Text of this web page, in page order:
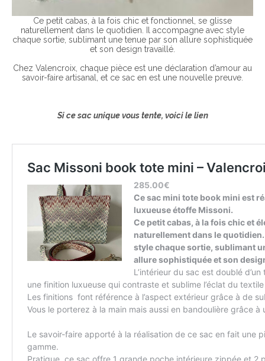
Ce petit cabas, à la fois chic et fonctionnel, se glisse
naturellement dans le quotidien. Il accompagne avec style
chaque sortie, sublimant une tenue par son allure sophistiquée
et son design travaillé.
Chez Valencroix, chaque pièce est une déclaration d’amour au
savoir-faire artisanal, et ce sac en est une nouvelle preuve.
Si ce sac unique vous tente, voici le lien